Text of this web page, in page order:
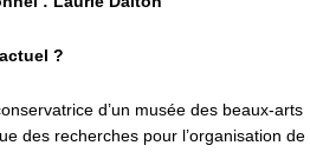
?
d’un musée des beaux-arts
des recherches pour l’organisation de